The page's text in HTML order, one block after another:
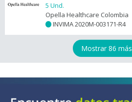
5 Und.
Opella Healthcare Colombia
INVIMA 2020M-003171-R4
Mostrar 86 más